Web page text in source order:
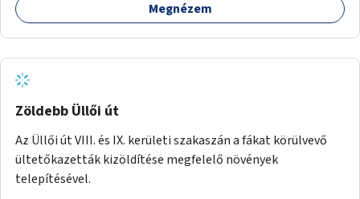
Megnézem
Zöldebb Üllői út
Az Üllői út VIII. és IX. kerületi szakaszán a fákat körülvevő
ültetőkazetták kizöldítése megfelelő növények
telepítésével.